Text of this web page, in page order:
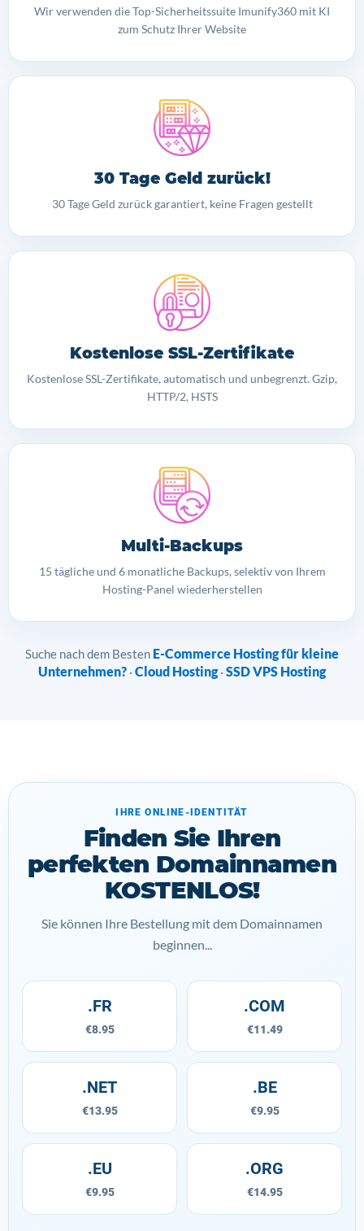
Wir verwenden die Top-Sicherheitssuite Imunify360 mit KI
zum Schutz Ihrer Website
30 Tage Geld zurück!
30 Tage Geld zurück garantiert, keine Fragen gestellt
Kostenlose SSL-Zertifikate
Kostenlose SSL-Zertifikate, automatisch und unbegrenzt. Gzip,
HTTP/2, HSTS
Multi-Backups
15 tägliche und 6 monatliche Backups, selektiv von Ihrem
Hosting-Panel wiederherstellen
Suche nach dem Besten E-Commerce Hosting für kleine
Unternehmen? · Cloud Hosting· SSD VPS Hosting
IHRE ONLINE-IDENTITÄT
Finden Sie Ihren
perfekten Domainnamen
KOSTENLOS!
Sie können Ihre Bestellung mit dem Domainnamen
beginnen...
.FR
€8.95
.COM
€11.49
.NET
€13.95
.BE
€9.95
.EU
€9.95
.ORG
€14.95